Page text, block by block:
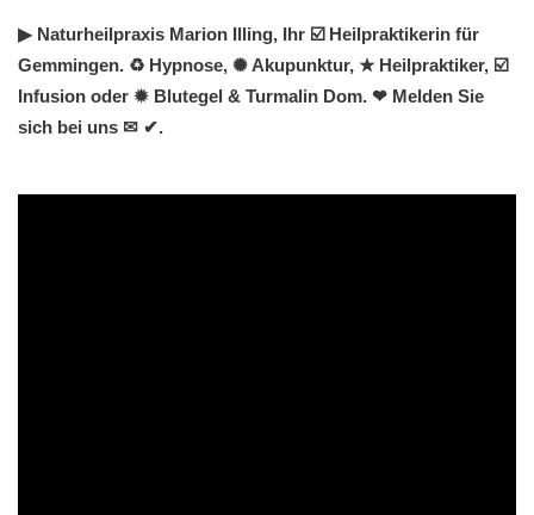
▶︎ Naturheilpraxis Marion Illing, Ihr ☑️ Heilpraktikerin für
Gemmingen. ♻ Hypnose, ✺ Akupunktur, ★ Heilpraktiker, ☑️
Infusion oder ✹ Blutegel & Turmalin Dom. ❤ Melden Sie
sich bei uns ✉ ✔.